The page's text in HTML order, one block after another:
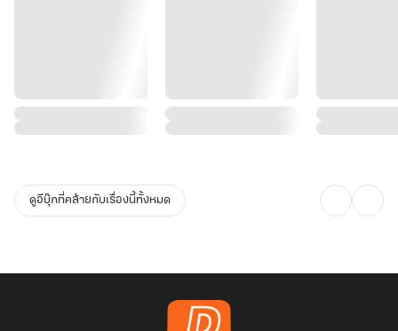
ดูอีบุ๊กที่คล้ายกับเรื่องนี้ทั้งหมด